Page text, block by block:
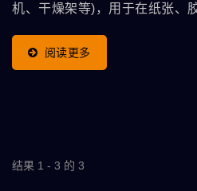
机、干燥架等)，用于在纸张、
(400片/小时上下)，架设快速机
上下料操作者较劳累，适合批量
阅读更多
结果 1 - 3 的 3